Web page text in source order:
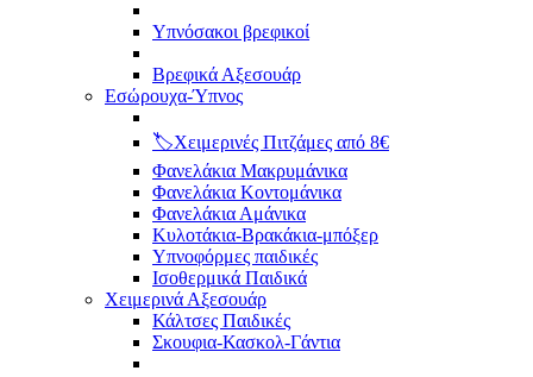
Υπνόσακοι βρεφικοί
Βρεφικά Αξεσουάρ
Εσώρουχα-Ύπνος
🏷️Χειμερινές Πιτζάμες από 8€
Φανελάκια Μακρυμάνικα
Φανελάκια Κοντομάνικα
Φανελάκια Αμάνικα
Κυλοτάκια-Βρακάκια-μπόξερ
Υπνοφόρμες παιδικές
Ισοθερμικά Παιδικά
Χειμερινά Αξεσουάρ
Κάλτσες Παιδικές
Σκουφια-Κασκολ-Γάντια